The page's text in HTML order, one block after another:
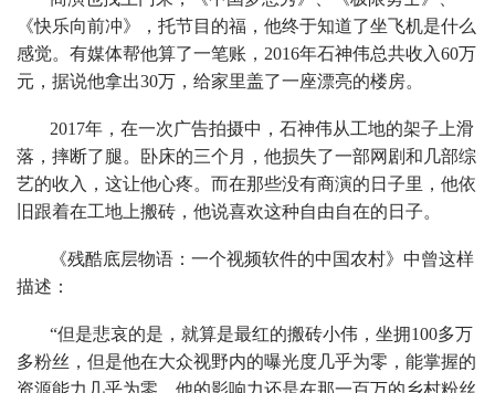
《快乐向前冲》，托节目的福，他终于知道了坐飞机是什么
感觉。有媒体帮他算了一笔账，2016年石神伟总共收入60万
元，据说他拿出30万，给家里盖了一座漂亮的楼房。
2017年，在一次广告拍摄中，石神伟从工地的架子上滑
落，摔断了腿。卧床的三个月，他损失了一部网剧和几部综
艺的收入，这让他心疼。而在那些没有商演的日子里，他依
旧跟着在工地上搬砖，他说喜欢这种自由自在的日子。
《残酷底层物语：一个视频软件的中国农村》中曾这样
描述：
“但是悲哀的是，就算是最红的搬砖小伟，坐拥100多万
多粉丝，但是他在大众视野内的曝光度几乎为零，能掌握的
资源能力几乎为零。他的影响力还是在那一百万的乡村粉丝